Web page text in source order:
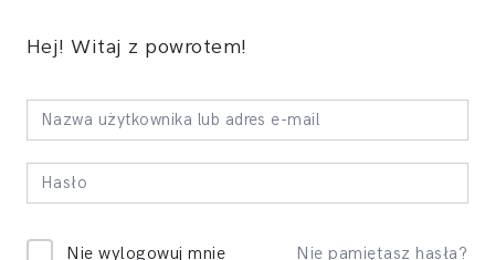
Hej! Witaj z powrotem!
Nie wylogowuj mnie Nie pamiętasz hasła?